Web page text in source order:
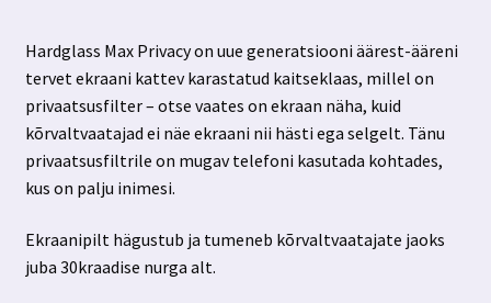
Hardglass Max Privacy on uue generatsiooni äärest-ääreni
tervet ekraani kattev karastatud kaitseklaas, millel on
privaatsusfilter – otse vaates on ekraan näha, kuid
kõrvaltvaatajad ei näe ekraani nii hästi ega selgelt. Tänu
privaatsusfiltrile on mugav telefoni kasutada kohtades,
kus on palju inimesi.
Ekraanipilt hägustub ja tumeneb kõrvaltvaatajate jaoks
juba 30kraadise nurga alt.